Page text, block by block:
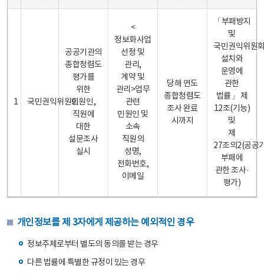
1 국민권익위원회
공공기관의
종합청렴도
평가를
위한
민원인,
직원에
대한
설문조사
실시
<
정보화사업
선정 및
관리,
계약 및
관리>업무
관련
민원인 및
소속
직원의
성명,
전화번호,
이메일
당해 연도
종합청렴도
조사 완료
시까지
「부패방지
및
국민권익위원
설치와
운영에
관한
법률」 제
12조(기능)
및
제
27조의2(공공
부패에
관한 조사·
평가)
개인정보를 제 3자에게 제공하는 예외적인 경우
정보주체로부터 별도의 동의를 받는 경우
다른 법률에 특별한 규정이 있는 경우